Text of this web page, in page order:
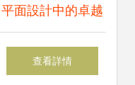
平面設計中的卓越
品牌形象塑造
查看詳情